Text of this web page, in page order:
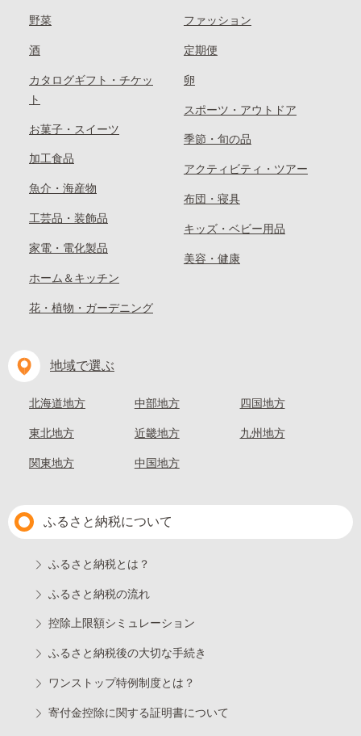
野菜
酒
カタログギフト・チケッ
ト
お菓子・スイーツ
加工食品
魚介・海産物
工芸品・装飾品
家電・電化製品
ホーム＆キッチン
花・植物・ガーデニング
ファッション
定期便
卵
スポーツ・アウトドア
季節・旬の品
アクティビティ・ツアー
布団・寝具
キッズ・ベビー用品
美容・健康
地域で選ぶ
北海道地方
東北地方
関東地方
中部地方
近畿地方
中国地方
四国地方
九州地方
ふるさと納税について
ふるさと納税とは？
ふるさと納税の流れ
控除上限額シミュレーション
ふるさと納税後の大切な手続き
ワンストップ特例制度とは？
寄付金控除に関する証明書について